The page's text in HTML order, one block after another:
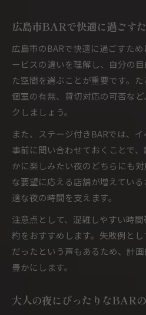
広島市BARで快適に過ごす
広島市のBARで快適に過ごすた
ービスの違いを理解し、自分の
た空間を選ぶことが重要です。
個室の有無、貸切対応の可否な
クしましょう。
また、ステージ付きBARでは、
事前に問い合わせておくことで
かに楽しみたい夜のどちらにも
な要望に応える店舗が増えてい
適な夜の時間を支えます。
注意点として、混雑しやすい時
約をおすすめします。失敗例と
だったという声もあるため、計
豊かにします。
大人の夜にぴったりなBAR